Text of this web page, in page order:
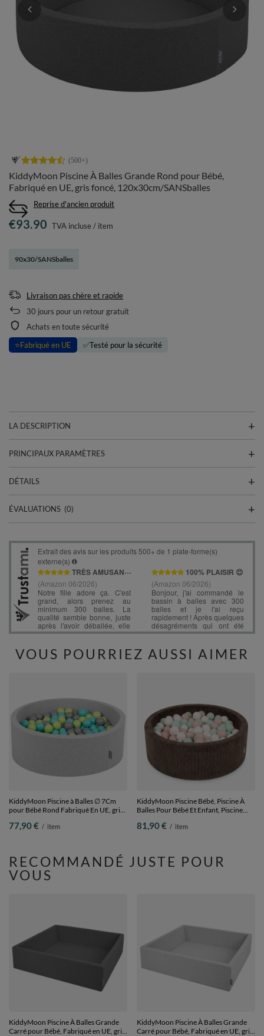
KiddyMoon Piscine À Balles Grande Rond pour Bébé,
Fabriqué en UE, gris foncé, 120x30cm/SANSballes
Reprise d'ancien produit
90x30/SANSballes
€93.90 TVA incluse/ item
Livraison pas chère et rapide
30 jours pour un retour gratuit
Achats en toute sécurité
⭐Fabriqué en UE ✅Testé pour la sécurité
LA DESCRIPTION
PRINCIPAUX PARAMÈTRES
DÉTAILS
ÉVALUATIONS (0)
VOUS POURRIEZ AUSSI AIMER
KiddyMoon Piscine à Balles ∅ 7Cm
pour Bébé Rond Fabriqué En UE, gris
90x30cm/200 Balles
77,90 € / item
KiddyMoon Piscine Bébé, Piscine À
Balles Pour Bébé Et Enfant, Piscine
Côtelée Lavable, Marron: Beige
81,90 € / item
RECOMMANDÉ JUSTE POUR
VOUS
KiddyMoon Piscine À Balles Grande
Carré pour Bébé, Fabriqué en UE, gris
KiddyMoon Piscine À Balles Grande
Carré pour Bébé, Fabriqué en UE, gris